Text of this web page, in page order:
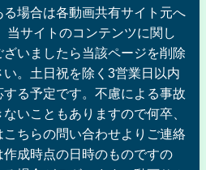
場合は各動画共有サイト元へ
当サイトのコンテンツに関し
いましたら当該ページを削除
。土日祝を除く3営業日以内
る予定です。不慮による事故
いこともありますので何卒、
こちらの問い合わせよりご連絡
成時点の日時のものですの